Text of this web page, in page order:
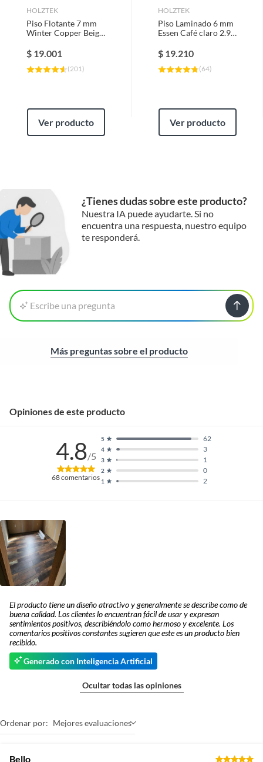
Textura de superficie
Clasificación
HOLZTEK
Piso Flotante 7 mm
Winter Copper Beige
$ 19.001
(201)
Ver producto
HOLZTEK
Piso Laminado 6 mm
Essen Café claro 2.96
$ 19.210
(64)
Ver producto
¿Tienes dudas sobre este producto?
Nuestra IA puede ayudarte. Si no
encuentra una respuesta, nuestro equipo
te responderá.
Escribe una pregunta
Más preguntas sobre el producto
Opiniones de este producto
4.8/5
68comentarios 1 2
2 0
3 1
4 3
5 62
El producto tiene un diseño atractivo y generalmente se describe como de
buena calidad. Los clientes lo encuentran fácil de usar y expresan
sentimientos positivos, describiéndolo como hermoso y excelente. Los
comentarios positivos constantes sugieren que este es un producto bien
recibido.
Generado con Inteligencia Artificial
Ocultar todas las opiniones
Ordenar por: Mejores evaluaciones
Bello